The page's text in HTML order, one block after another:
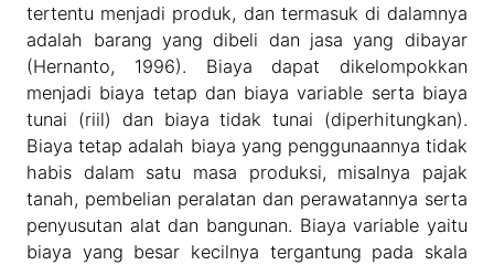
tertentu menjadi produk, dan termasuk di dalamnya
adalah barang yang dibeli dan jasa yang dibayar
(Hernanto, 1996). Biaya dapat dikelompokkan
menjadi biaya tetap dan biaya variable serta biaya
tunai (riil) dan biaya tidak tunai (diperhitungkan).
Biaya tetap adalah biaya yang penggunaannya tidak
habis dalam satu masa produksi, misalnya pajak
tanah, pembelian peralatan dan perawatannya serta
penyusutan alat dan bangunan. Biaya variable yaitu
biaya yang besar kecilnya tergantung pada skala